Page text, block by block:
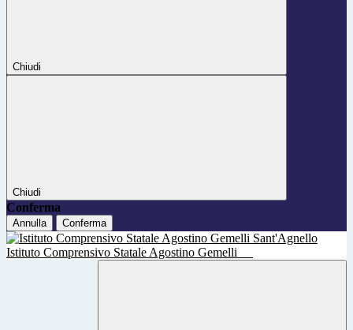
Chiudi
Chiudi
Conferma
Annulla Conferma
Istituto Comprensivo Statale Agostino Gemelli